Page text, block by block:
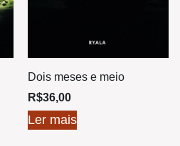
Dois meses e meio
R$36,00
Ler mais